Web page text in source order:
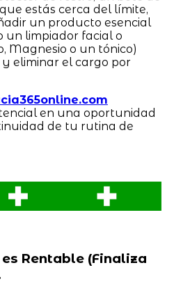
estás cerca del límite,
un producto esencial
un limpiador facial o
Magnesio o un tónico)
eliminar el cargo por
en una oportunidad
de tu rutina de
Rentable (Finaliza